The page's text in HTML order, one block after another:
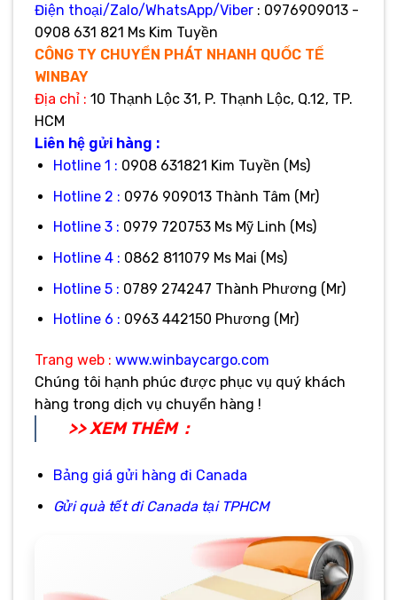
Điện thoại/Zalo/WhatsApp/Viber : 0976909013 -
0908 631 821 Ms Kim Tuyền
CÔNG TY CHUYỂN PHÁT NHANH QUỐC TẾ
WINBAY
Địa chỉ : 10 Thạnh Lộc 31, P. Thạnh Lộc, Q.12, TP.
HCM
Liên hệ gửi hàng :
Hotline 1 : 0908 631821 Kim Tuyền (Ms)
Hotline 2 : 0976 909013 Thành Tâm (Mr)
Hotline 3 : 0979 720753 Ms Mỹ Linh (Ms)
Hotline 4 : 0862 811079 Ms Mai (Ms)
Hotline 5 : 0789 274247 Thành Phương (Mr)
Hotline 6 : 0963 442150 Phương (Mr)
Trang web : www.winbaycargo.com
Chúng tôi hạnh phúc được phục vụ quý khách
hàng trong dịch vụ chuyển hàng !
>> XEM THÊM :
Bảng giá gửi hàng đi Canada
Gửi quà tết đi Canada tại TPHCM